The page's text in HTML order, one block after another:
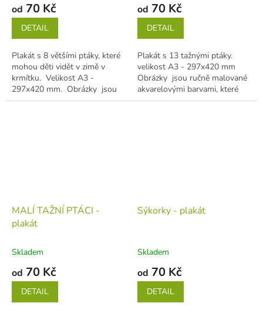
od 70 Kč
DETAIL
Plakát s 8 většími ptáky, které
mohou děti vidět v zimě v
krmítku. Velikost A3 -
297x420 mm. Obrázky jsou
ručně malované akvarelovými
od 70 Kč
DETAIL
Plakát s 13 tažnými ptáky.
velikost A3 - 297x420 mm
Obrázky jsou ručně malované
akvarelovými barvami, které
jsou dále zpracované v
MALÍ TAŽNÍ PTÁCI -
plakát
Skladem
od 70 Kč
DETAIL
Sýkorky - plakát
Skladem
od 70 Kč
DETAIL